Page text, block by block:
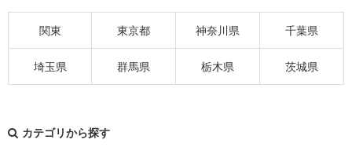
関東 東京都 神奈川県 千葉県
埼玉県 群馬県 栃木県 茨城県
カテゴリから探す